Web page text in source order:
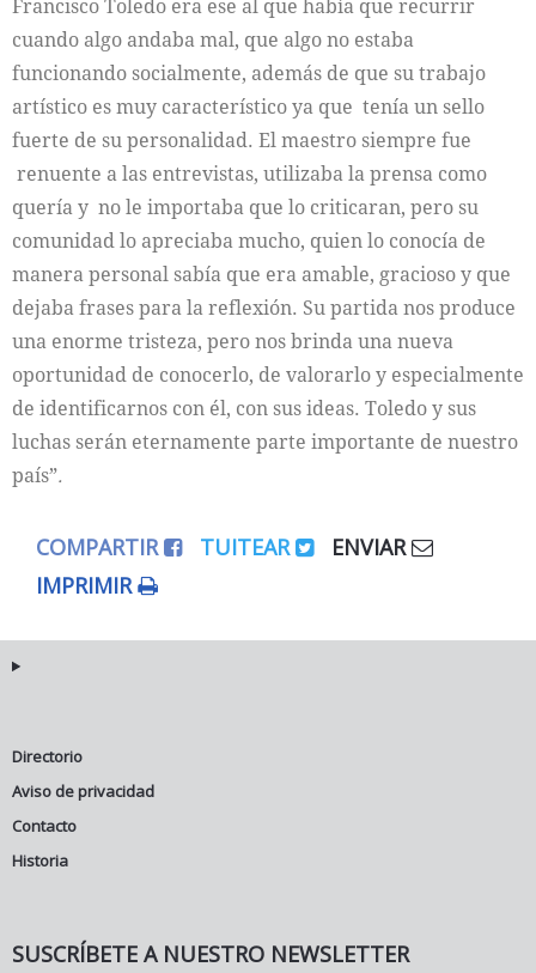
Francisco Toledo era ese al que había que recurrir
cuando algo andaba mal, que algo no estaba
funcionando socialmente, además de que su trabajo
artístico es muy característico ya que tenía un sello
fuerte de su personalidad. El maestro siempre fue
renuente a las entrevistas, utilizaba la prensa como
quería y no le importaba que lo criticaran, pero su
comunidad lo apreciaba mucho, quien lo conocía de
manera personal sabía que era amable, gracioso y que
dejaba frases para la reflexión. Su partida nos produce
una enorme tristeza, pero nos brinda una nueva
oportunidad de conocerlo, de valorarlo y especialmente
de identificarnos con él, con sus ideas. Toledo y sus
luchas serán eternamente parte importante de nuestro
país”.
COMPARTIR TUITEAR
ENVIAR
IMPRIMIR
Directorio
Aviso de privacidad
Contacto
Historia
SUSCRÍBETE A NUESTRO NEWSLETTER